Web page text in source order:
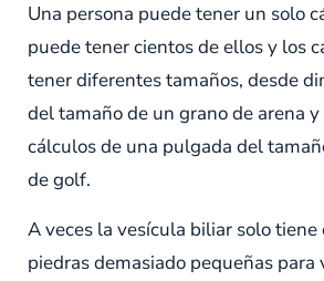
Una persona puede tener un solo
puede tener cientos de ellos y los
tener diferentes tamaños, desde
del tamaño de un grano de arena
cálculos de una pulgada del
de golf.
A veces la vesícula biliar solo tiene
piedras demasiado pequeñas para